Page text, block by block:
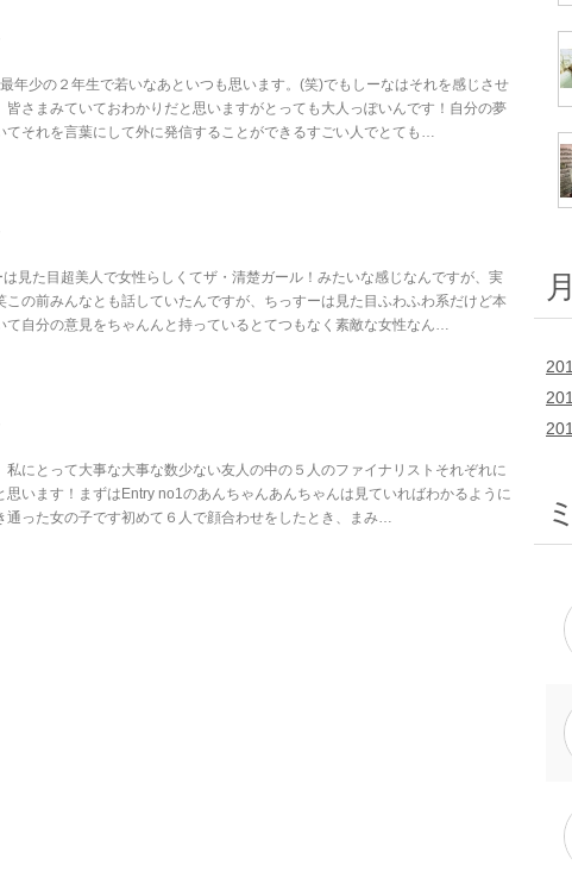
年少の２年生で若いなあといつも思います。(笑)でもしーなはそれを感じさせ
皆さまみていておわかりだと思いますがとっても大人っぽいんです！自分の夢
てそれを言葉にして外に発信することができるすごい人でとても…
見た目超美人で女性らしくてザ・清楚ガール！みたいな感じなんですが、実
この前みんなとも話していたんですが、ちっすーは見た目ふわふわ系だけど本
て自分の意見をちゃんんと持っているとてつもなく素敵な女性なん…
私にとって大事な大事な数少ない友人の中の５人のファイナリストそれぞれに
思います！まずはEntry no1のあんちゃんあんちゃんは見ていればわかるように
通った女の子です初めて６人で顔合わせをしたとき、まみ…